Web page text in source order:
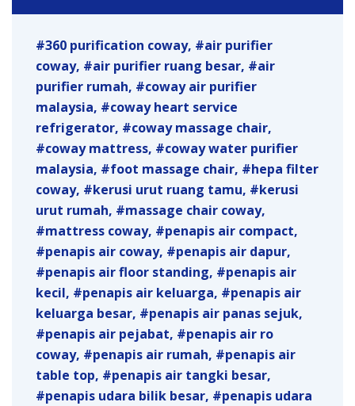
360 purification coway
air purifier
coway
air purifier ruang besar
air
purifier rumah
coway air purifier
malaysia
coway heart service
refrigerator
coway massage chair
coway mattress
coway water purifier
malaysia
foot massage chair
hepa filter
coway
kerusi urut ruang tamu
kerusi
urut rumah
massage chair coway
mattress coway
penapis air compact
penapis air coway
penapis air dapur
penapis air floor standing
penapis air
kecil
penapis air keluarga
penapis air
keluarga besar
penapis air panas sejuk
penapis air pejabat
penapis air ro
coway
penapis air rumah
penapis air
table top
penapis air tangki besar
penapis udara bilik besar
penapis udara